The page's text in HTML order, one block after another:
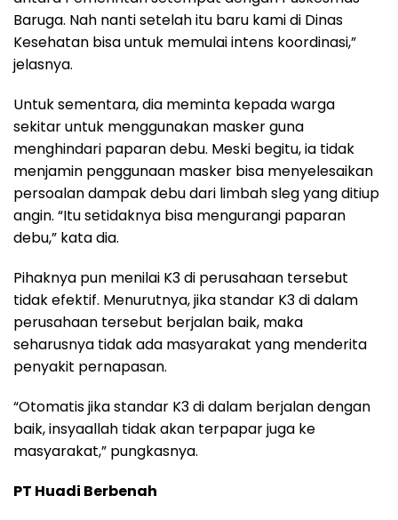
Baruga. Nah nanti setelah itu baru kami di Dinas
Kesehatan bisa untuk memulai intens koordinasi,”
jelasnya.
Untuk sementara, dia meminta kepada warga
sekitar untuk menggunakan masker guna
menghindari paparan debu. Meski begitu, ia tidak
menjamin penggunaan masker bisa menyelesaikan
persoalan dampak debu dari limbah sleg yang ditiup
angin. “Itu setidaknya bisa mengurangi paparan
debu,” kata dia.
Pihaknya pun menilai K3 di perusahaan tersebut
tidak efektif. Menurutnya, jika standar K3 di dalam
perusahaan tersebut berjalan baik, maka
seharusnya tidak ada masyarakat yang menderita
penyakit pernapasan.
“Otomatis jika standar K3 di dalam berjalan dengan
baik, insyaallah tidak akan terpapar juga ke
masyarakat,” pungkasnya.
PT Huadi Berbenah